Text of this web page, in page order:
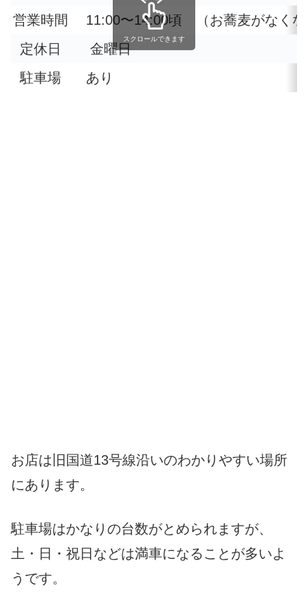
営業時間
11:00〜14:00頃 （お蕎麦がなくな
定休日
金曜日
駐車場
あり
スクロールできます
お店は旧国道13号線沿いのわかりやすい場所
にあります。
駐車場はかなりの台数がとめられますが、
土・日・祝日などは満車になることが多いよ
うです。